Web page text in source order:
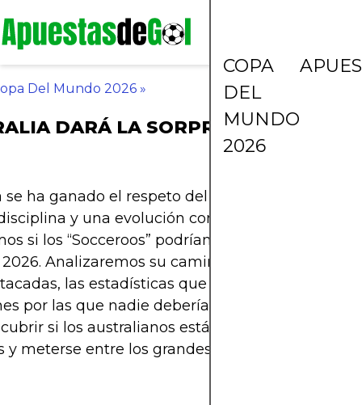
COPA
DEL
MUNDO
2026
Del Mundo 2026 »
DARÁ LA SORPRESA EN EL
se ha ganado el respeto del mundo futbolero a
y una evolución constante. En este
si los “Socceroos” podrían ser la gran
Analizaremos su camino clasificatorio, sus
las estadísticas que respaldan su
por las que nadie debería subestimarlos.
si los australianos están listos para romper
y meterse entre los grandes del fútbol mundial.